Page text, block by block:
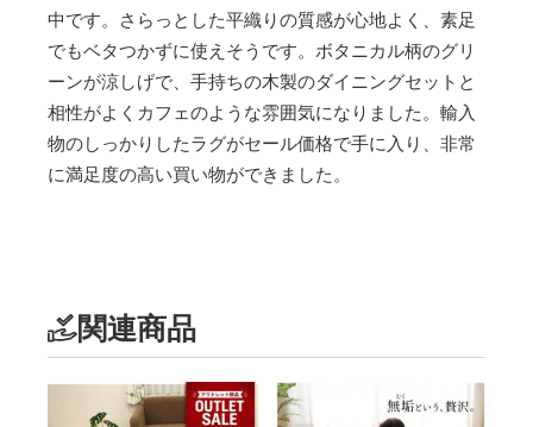
中です。さらっとした平織りの質感が心地よく、素足
でもベタつかずに使えそうです。ボタニカル柄のグリ
ーンが涼しげで、手持ちの木製のダイニングセットと
相性がよくカフェのような雰囲気になりました。輸入
物のしっかりしたラグがセール価格で手に入り、非常
に満足度の高い買い物ができました。
関連商品